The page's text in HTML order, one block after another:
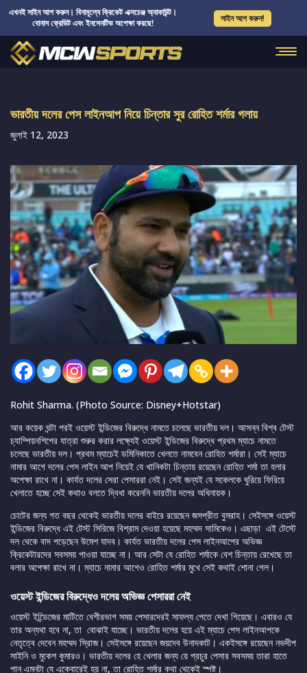
এখনই সাইন আপ করুন। বিনামূল্যে ক্রিকেট এক্সচেঞ্জ অ্যাকাউন্ট।
বোনাস ক্রেডিট এবং ইনসেনটিভ অপেক্ষা করছে!
সাইন আপ করুন!
ভারতীয় দলের পেস লাইনআপ নিয়ে চিন্তার সুর রোহিত শর্মার গলায়
জুলাই 12, 2023
Rohit Sharma. (Photo Source: Disney+Hotstar)
আর কয়েক ঘন্টা পরই ওয়েস্ট ইন্ডিজের বিরুদ্ধে নামতে চলেছে ভারতীয় দল। আসন্ন বিশ্ব টেস্ট
চ্যাম্পিয়নশিপের যাত্রা শুরুর করার লক্ষ্যেই ওয়েস্ট ইন্ডিজের বিরুদ্ধে প্রথম ম্যাচে নামতে
চলেছে ভারতীয় দল। প্রথম ম্যাচেই ডমিনিকাতে খেলতে নামবেন রোহিত শর্মারা। সেই ম্যাচে
নামার আগে দলের পেস লাইন আপ নিয়েই যে খানিকটা চিন্তায় রয়েছেন রোহিত শর্মা তা হলার
অপেক্ষা রাখে না। কার্যত দলের সেরা পেসাররা নেই। সেই জন্যই যে সকেলকে ঘুরিয়ে ফিরিয়ে
খেলাতে হচ্ছে সেই কথাও বলতে দ্বিধা করেননি ভারতীয় দলের অধিনায়ক।
চোটের জন্য গত বছর থেকেই ভারতীয় দলের বাইরে রয়েছেন জসপ্রীত বুমরাহ। সেইসঙ্গে ওয়েস্ট
ইন্ডিজের বিরুদ্ধে এই টেস্ট সিরিজে বিশ্রাম দেওয়া হয়েছে মহম্মদ সামিকেও। এছাড়া এই টেস্টে
দল থেকে বাদ পড়েছেন উমেশ যাদব। কার্যত ভারতীয় দলের পেস লাইনআপের অভিজ্ঞ
ক্রিকেটারদের সবসময় পাওয়া যাচ্ছে না। আর সেটা যে রোহিত শর্মাকে বেশ চিন্তায় রেখেছে তা
বলার অপেক্ষা রাখে না। ম্যাচে নামার আগেও রোহিত শর্মার মুখে সেই কথাই শোনা গেল।
ওয়েস্ট ইন্ডিজের বিরুদ্ধেও দলের অভিজ্ঞ পেসাররা নেই
ওয়েস্ট ইন্ডিেজের মাটিতে বেশীরভাগ সময় পেসারদেরই সাফল্য পেতে দেখা গিয়েছে। এবারও যে
তার অন্যথা হবে না, তা বোঝাই যাচ্ছে। ভারতীয় দলের হয়ে এই ম্যাচে পেস লাইনআপকে
নেতৃত্বে দেবেন মহম্মদ সি্রাজ। সেইসঙ্গে রয়েছেন জয়দেব উনাদকাট। একইসঙ্গে রয়েছেন নভদীপ
সাইনি ও মুকেশ কুমারও। ভারতীয় দলের হে খেলার জন্য য়ে প্রচুর পেসার সবসময় তারা হাতে
পান এমনটা যে একেবারেই হয় না, তা রোহিত শর্মার কথা থেকেই স্পষ্ট।